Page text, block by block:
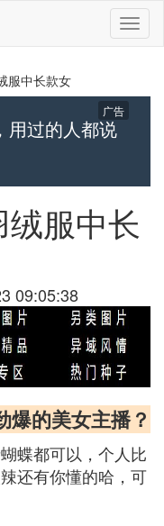
切
换
服中长款女
用过的人都说
广告
服中长
09:05:38
的美女主播？
蝶都可以，个人比
还有你懂的哈，可